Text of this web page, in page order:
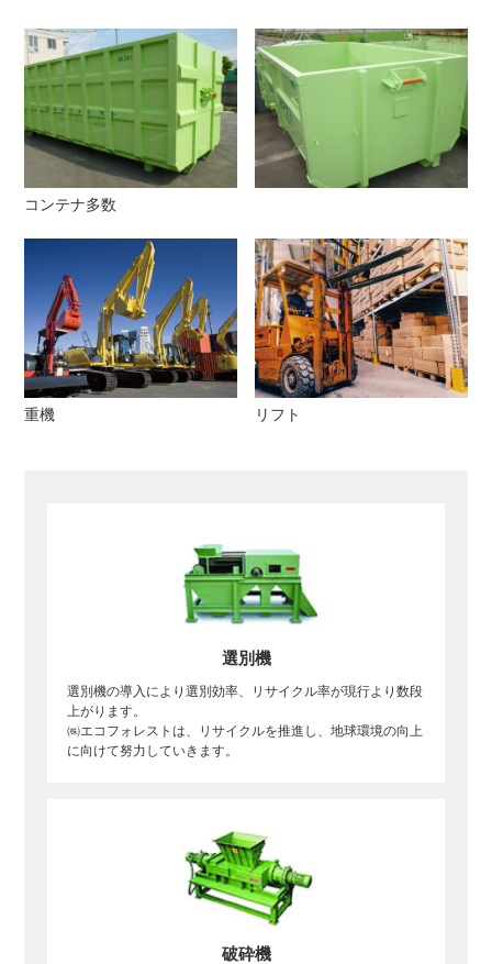
コンテナ多数
重機 リフト
選別機
選別機の導入により選別効率、リサイクル率が現行より数段
上がります。
㈱エコフォレストは、リサイクルを推進し、地球環境の向上
に向けて努力していきます。
破砕機